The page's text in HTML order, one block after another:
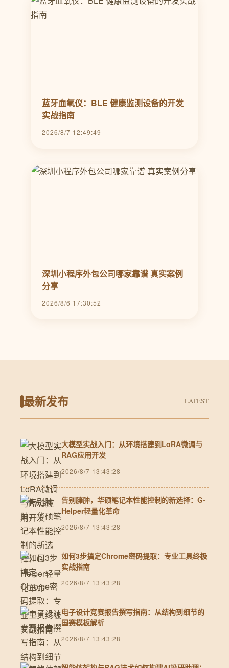
蓝牙血氧仪：BLE 健康监测设备的开发
实战指南
2026/8/7 12:49:49
深圳小程序外包公司哪家靠谱 真实案例
分享
2026/8/6 17:30:52
最新发布 LATEST
大模型实战入门：从环境搭建到LoRA微调与
RAG应用开发
2026/8/7 13:43:28
告别臃肿，华硕笔记本性能控制的新选择：G-
Helper轻量化革命
2026/8/7 13:43:28
如何3步搞定Chrome密码提取：专业工具终极
实战指南
2026/8/7 13:43:28
电子设计竞赛报告撰写指南：从结构到细节的
国赛模板解析
2026/8/7 13:43:28